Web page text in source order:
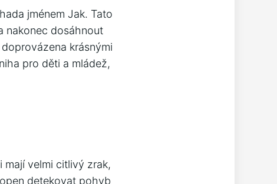
jménem Jak. Tato
nakonec dosáhnout
krásnými
pro děti a mládež,
mají velmi citlivý zrak,
detekovat pohyb